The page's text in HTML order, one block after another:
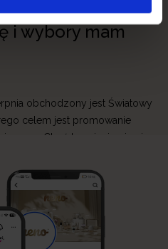
Karmienia Piersią
i wybory mam
obchodzony jest Światowy
celem jest promowanie
mam. Choć karmienie piersią
wierzymy, że każda mama
tworzymy produkty, które
że codzienne […]